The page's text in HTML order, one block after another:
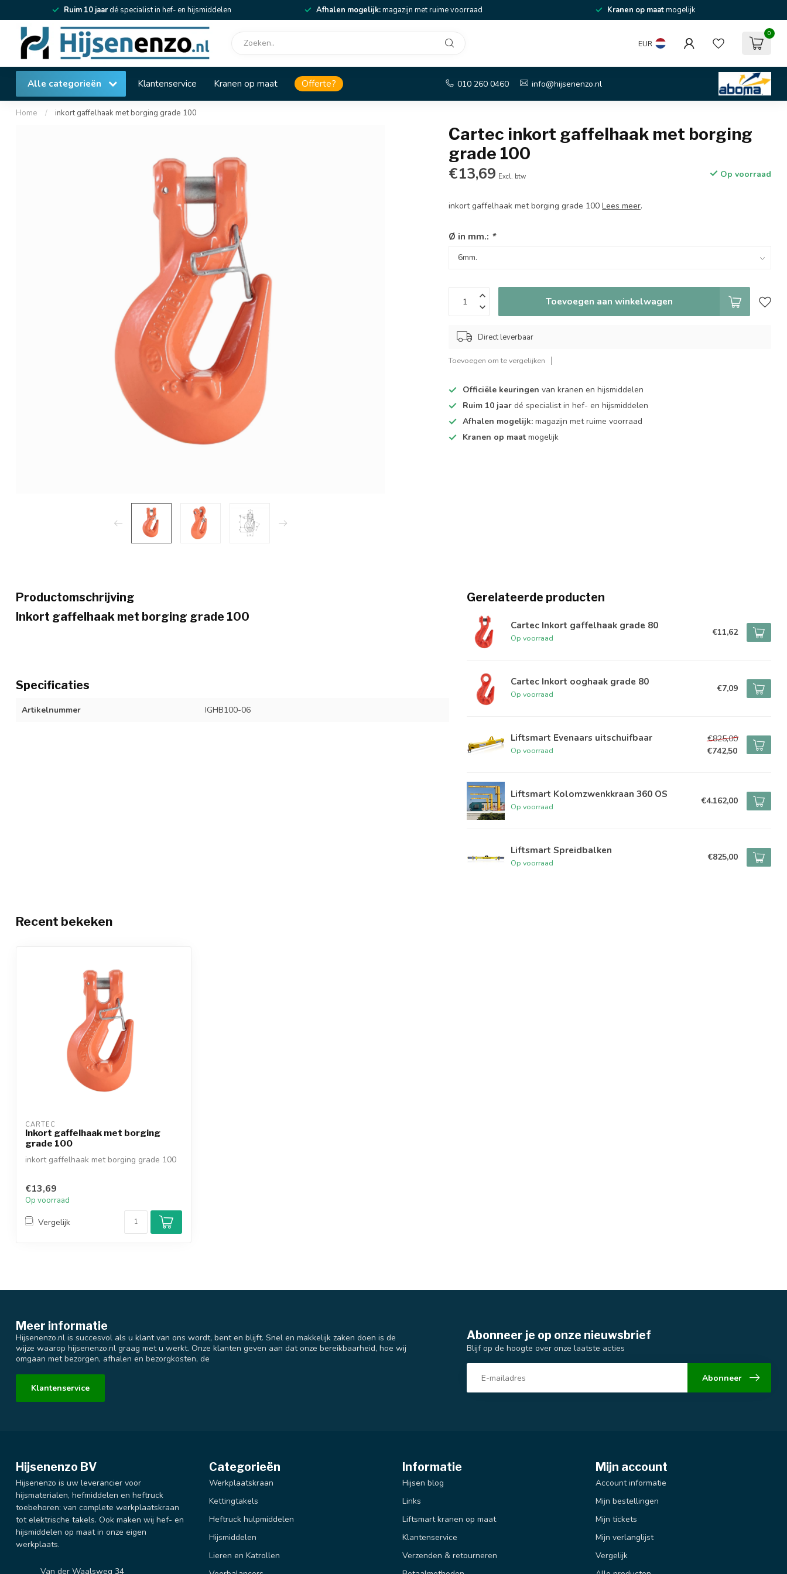
Ruim 10 jaardé specialist in hef- en hijsmiddelen Afhalen mogelijk:magazijn met ruime voorraad Kranen op maatmogelijk
EUR
0
Alle categorieën Klantenservice Kranen op maat Offerte? 010 260 0460 info@hijsenenzo.nl
Home / inkort gaffelhaak met borging grade 100
Cartec inkort gaffelhaak met borging
grade 100
€13,69 Excl. btw Op voorraad
inkort gaffelhaak met borging grade 100Lees meer.
Ø in mm.: *
Toevoegen aan winkelwagen
Direct leverbaar
Toevoegen om te vergelijken
Officiële keuringen van kranen en hijsmiddelen
Ruim 10 jaar dé specialist in hef- en hijsmiddelen
Afhalen mogelijk: magazijn met ruime voorraad
Kranen op maatmogelijk
Productomschrijving
Inkort gaffelhaak met borging grade 100
Specificaties
Artikelnummer IGHB100-06
Gerelateerde producten
Cartec Inkort gaffelhaak grade 80
Op voorraad
€11,62
Cartec Inkort ooghaak grade 80
Op voorraad
€7,09
Liftsmart Evenaars uitschuifbaar
Op voorraad
€825,00
€742,50
Liftsmart Kolomzwenkkraan 360 OS
Op voorraad
€4.162,00
Liftsmart Spreidbalken
Op voorraad
€825,00
Recent bekeken
CARTEC
Inkort gaffelhaak met borging
grade 100
inkort gaffelhaak met borging grade 100
€13,69
Op voorraad
Vergelijk
Meer informatie
Hijsenenzo.nl is succesvol als u klant van ons wordt, bent en blijft. Snel en makkelijk zaken doen is de
wijze waarop hijsenenzo.nl graag met u werkt. Onze klanten geven aan dat onze bereikbaarheid, hoe wij
omgaan met bezorgen, afhalen en bezorgkosten, de
Klantenservice
Abonneer je op onze nieuwsbrief
Blijf op de hoogte over onze laatste acties
Abonneer
Hijsenenzo BV
Hijsenenzo is uw leverancier voor
hijsmaterialen, hefmiddelen en heftruck
toebehoren: van complete werkplaatskraan
tot elektrische takels. Ook maken wij hef- en
hijsmiddelen op maat in onze eigen
werkplaats.
Van der Waalsweg 34
Categorieën
Werkplaatskraan
Kettingtakels
Heftruck hulpmiddelen
Hijsmiddelen
Lieren en Katrollen
Informatie
Hijsen blog
Links
Liftsmart kranen op maat
Klantenservice
Verzenden & retourneren
Mijn account
Account informatie
Mijn bestellingen
Mijn tickets
Mijn verlanglijst
Vergelijk